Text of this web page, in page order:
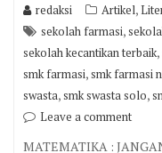
redaksi Artikel,
sekolah farmasi,
sekolah kecantikan terbaik,
smk farmasi,smk farmasi
swasta,smk swasta solo,
Leave a comment
MATEMATIKA :